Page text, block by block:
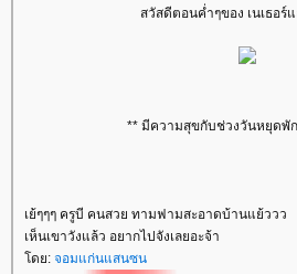
สวัสดีตอนค่ำๆของ เนเธอร์
** มีความสุขกับช่วงวันหยุดพั
เย้ๆๆๆ ครูบี คนสวย ทามฟามสะอาดบ้านแย้ววว
เห็นเขาวังแล้ว อยากไปจังเลยอะจ้า
ดย: จอมแก่นแสนซน